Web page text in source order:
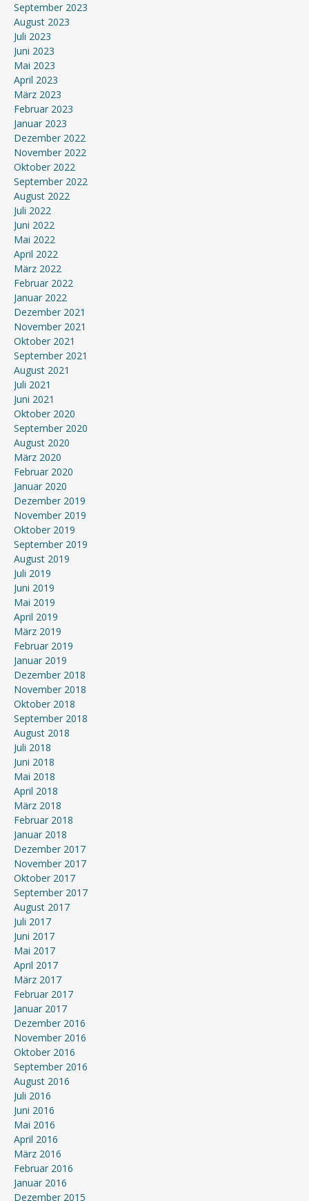
September 2023
August 2023
Juli 2023
Juni 2023
Mai 2023
April 2023
März 2023
Februar 2023
Januar 2023
Dezember 2022
November 2022
Oktober 2022
September 2022
August 2022
Juli 2022
Juni 2022
Mai 2022
April 2022
März 2022
Februar 2022
Januar 2022
Dezember 2021
November 2021
Oktober 2021
September 2021
August 2021
Juli 2021
Juni 2021
Oktober 2020
September 2020
August 2020
März 2020
Februar 2020
Januar 2020
Dezember 2019
November 2019
Oktober 2019
September 2019
August 2019
Juli 2019
Juni 2019
Mai 2019
April 2019
März 2019
Februar 2019
Januar 2019
Dezember 2018
November 2018
Oktober 2018
September 2018
August 2018
Juli 2018
Juni 2018
Mai 2018
April 2018
März 2018
Februar 2018
Januar 2018
Dezember 2017
November 2017
Oktober 2017
September 2017
August 2017
Juli 2017
Juni 2017
Mai 2017
April 2017
März 2017
Februar 2017
Januar 2017
Dezember 2016
November 2016
Oktober 2016
September 2016
August 2016
Juli 2016
Juni 2016
Mai 2016
April 2016
März 2016
Februar 2016
Januar 2016
Dezember 2015